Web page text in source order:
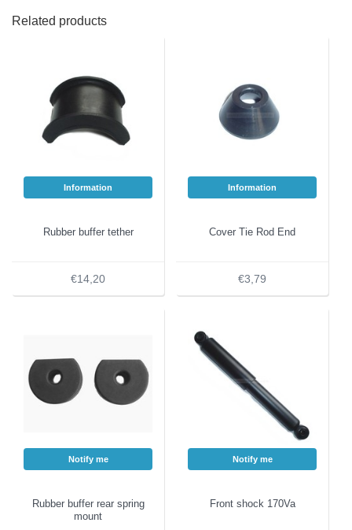
Related products
Information
Rubber buffer tether
€14,20
Information
Cover Tie Rod End
€3,79
Notify me
Rubber buffer rear spring
mount
Notify me
Front shock 170Va